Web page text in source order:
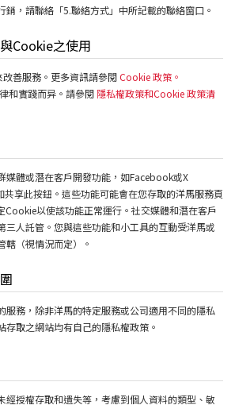
銷，請聯絡「5.聯絡方式」中所記載的聯絡窗口。
Cookie之使用
善服務。更多資訊請參閱Cookie 政策。
和實踐而异。請參閱 隱私權政策和Cookie 政策清
媒體或潛在客戶開發功能，如Facebook或X
享此按鈕。這些功能可能會在您存取的洋馬服務頁
Cookie以使該功能正常運行。社交媒體和潛在客戶
三人託管。您與這些功能和小工具的互動受洋馬或
轄（視情況而定）。
服務，除非洋馬的特定服務或公司適用不同的隱私
存取之網站均有自己的隱私權政策。
經授權存取和遺失等，考慮到個人資料的類型、敏